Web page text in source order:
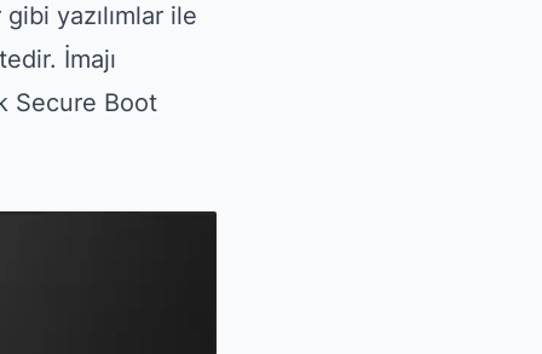
yazılımlar ile
İmajı
Secure Boot